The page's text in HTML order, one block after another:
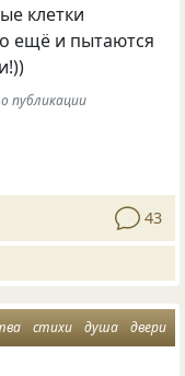
клетки
ещё и пытаются
публикации
43
стихи душа двери